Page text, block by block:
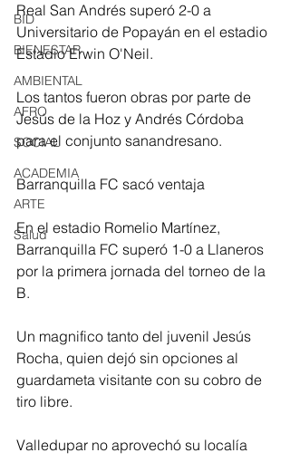
BID
BIENESTAR
AMBIENTAL
AFRO
SOCIAL
ACADEMIA
ARTE
Salud
Real San Andrés superó 2-0 a
Universitario de Popayán en el estadio
Estadio Erwin O'Neil.
Los tantos fueron obras por parte de
Jesús de la Hoz y Andrés Córdoba
para el conjunto sanandresano.
Barranquilla FC sacó ventaja
En el estadio Romelio Martínez,
Barranquilla FC superó 1-0 a Llaneros
por la primera jornada del torneo de la
B.
Un magnifico tanto del juvenil Jesús
Rocha, quien dejó sin opciones al
guardameta visitante con su cobro de
tiro libre.
Valledupar no aprovechó su localía